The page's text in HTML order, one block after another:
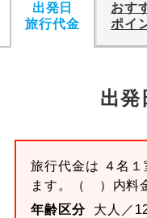
出発日
旅行代金
おす
ポイ
出発
旅行代金は ４名１
ます。
（ ）内料
年齢区分
大人／